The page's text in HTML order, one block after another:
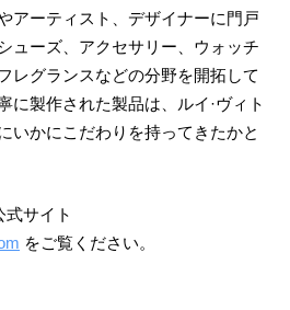
アーティスト、デザイナーに門戸
ューズ、アクセサリー、ウォッチ
レグランスなどの分野を開拓して
に製作された製品は、ルイ·ヴィト
いかにこだわりを持ってきたかと
式サイト
をご覧ください。